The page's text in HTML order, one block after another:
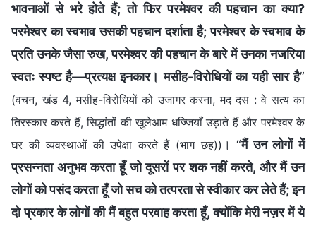
भावनाओं से भरे होते हैं; तो फिर परमेश्वर की पहचान का क्या?
परमेश्वर का स्वभाव उसकी पहचान दर्शाता है; परमेश्वर के स्वभाव के
प्रति उनके जैसा रुख, परमेश्वर की पहचान के बारे में उनका नजरिया
स्वतः स्पष्ट है—प्रत्यक्ष इनकार। मसीह-विरोधियों का यही सार है”
(वचन, खंड 4, मसीह-विरोधियों को उजागर करना, मद दस : वे सत्य का
तिरस्कार करते हैं, सिद्धांतों की खुलेआम धज्जियाँ उड़ाते हैं और परमेश्वर के
घर की व्यवस्थाओं की उपेक्षा करते हैं (भाग छह)) । “मैं उन लोगों में
प्रसन्नता अनुभव करता हूँ जो दूसरों पर शक नहीं करते, और मैं उन
लोगों को पसंद करता हूँ जो सच को तत्परता से स्वीकार कर लेते हैं; इन
दो प्रकार के लोगों की मैं बहुत परवाह करता हूँ, क्योंकि मेरी नज़र में ये